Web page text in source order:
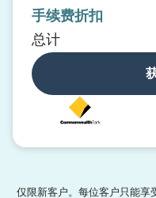
手续费折扣
总计
仅限新客户。每位客户只能享